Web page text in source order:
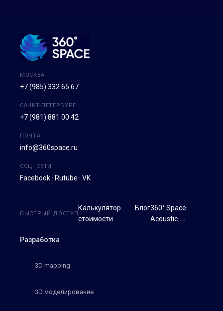
МОСКВА
+7 (985) 332 65 67
САНКТ-ПЕТЕРБУРГ
+7 (981) 881 00 42
ПОЧТА
info@360space.ru
СОЦ. СЕТИ
Facebook · Rutube · VK
Разработка
3D mapping
3D моделирование
БЫСТРЫЙ ДОСТУП
Калькулятор
стоимости
Блог360° Space
Acoustic →